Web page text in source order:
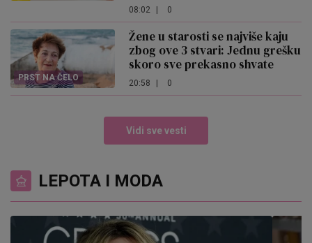
08:02 | 0
PRST NA ČELO
Žene u starosti se najviše kaju
zbog ove 3 stvari: Jednu grešku
skoro sve prekasno shvate
20:58 0
Vidi sve vesti
LEPOTA I MODA